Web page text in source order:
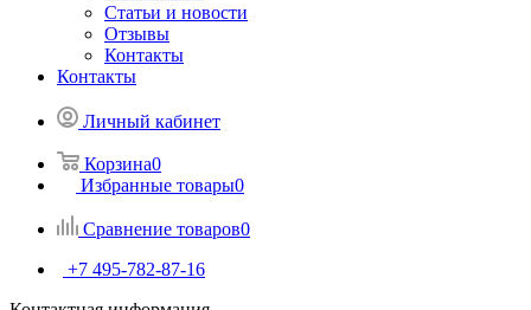
Статьи и новости
Отзывы
Контакты
Контакты
Личный кабинет
Корзина0
Избранные товары0
Сравнение товаров0
+7 495-782-87-16